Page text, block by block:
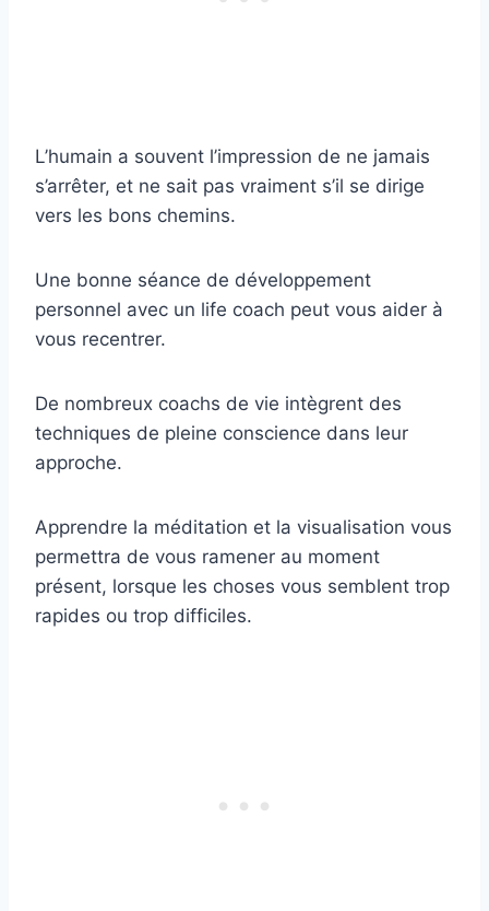
L’humain a souvent l’impression de ne jamais
s’arrêter, et ne sait pas vraiment s’il se dirige
vers les bons chemins.
Une bonne séance de développement
personnel avec un life coach peut vous aider à
vous recentrer.
De nombreux coachs de vie intègrent des
techniques de pleine conscience dans leur
approche.
Apprendre la méditation et la visualisation vous
permettra de vous ramener au moment
présent, lorsque les choses vous semblent trop
rapides ou trop difficiles.